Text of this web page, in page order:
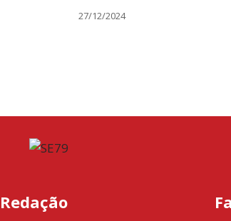
27/12/2024